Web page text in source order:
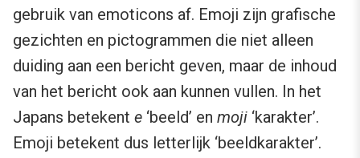
gebruik van emoticons af. Emoji zijn grafische
gezichten en pictogrammen die niet alleen
duiding aan een bericht geven, maar de inhoud
van het bericht ook aan kunnen vullen. In het
Japans betekent e ‘beeld’ en moji ‘karakter’.
Emoji betekent dus letterlijk ‘beeldkarakter’.